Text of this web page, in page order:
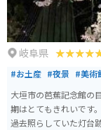
岐阜県
#お土産 #夜景 #美術
大垣市の芭蕉記念館の
期はとてもきれいです
過去照らしていた灯台